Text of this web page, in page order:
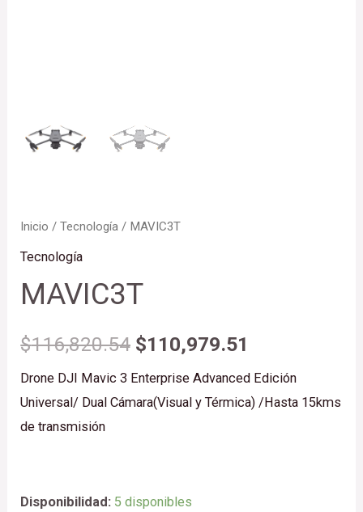
Inicio /Tecnología / MAVIC3T
Tecnología
MAVIC3T
$116,820.54 $110,979.51
Drone DJI Mavic 3 Enterprise Advanced Edición
Universal/ Dual Cámara(Visual y Térmica) /Hasta 15kms
de transmisión
Disponibilidad: 5 disponibles